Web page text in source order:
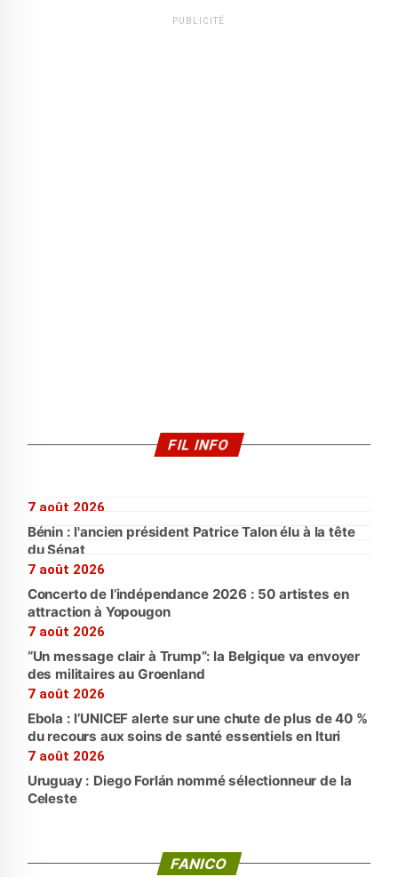
PUBLICITÉ
FIL INFO
7 août 2026
Bénin : l'ancien président Patrice Talon élu à la tête
du Sénat
7 août 2026
Concerto de l’indépendance 2026 : 50 artistes en
attraction à Yopougon
7 août 2026
“Un message clair à Trump”: la Belgique va envoyer
des militaires au Groenland
7 août 2026
Ebola : l’UNICEF alerte sur une chute de plus de 40 %
du recours aux soins de santé essentiels en Ituri
7 août 2026
Uruguay : Diego Forlán nommé sélectionneur de la
Celeste
FANICO